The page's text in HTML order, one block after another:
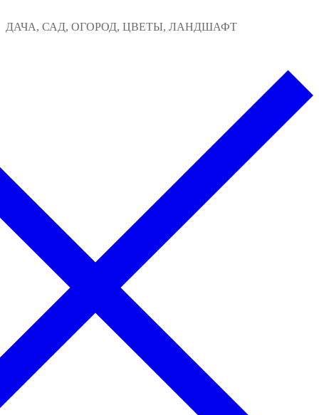
к
ДАЧА, САД, ОГОРОД, ЦВЕТЫ, ЛАНДШАФТ